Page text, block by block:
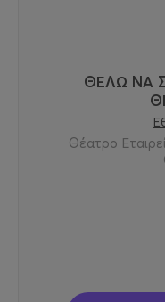
ΘΕΛΩ ΝΑ
Θέατρο